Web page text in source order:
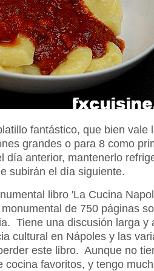
fantástico, que bien
grandes o para 8 como
día anterior, mantenerlo
subirán el día siguiente.
libro 'La Cucina
de 750 páginas
Tiene una discusión larga y
cultural en Nápoles y las
este libro. Aunque no
cocina favoritos, y tengo